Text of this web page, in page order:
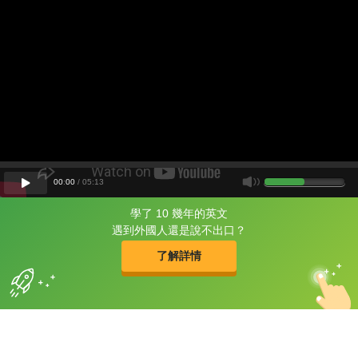
學了 10 幾年的英文
遇到外國人還是說不出口？
了解詳情
片尾有
攻其不背
的品牌故事
00:00 / 05:13